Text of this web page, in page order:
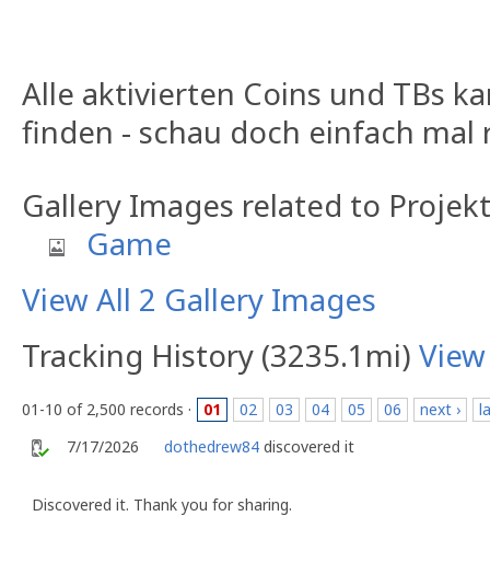
Alle aktivierten Coins und TBs
finden - schau doch einfach mal
Gallery Images related to
Game
View All 2 Gallery Images
Tracking History (3235.1mi)
01-10 of 2,500 records · 01 02 03 04 05 06 next ›
7/17/2026
dothedrew84 discovered it
Discovered it. Thank you for sharing.